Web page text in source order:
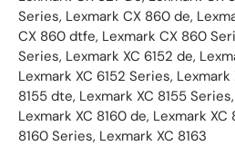
Series, Lexmark CX 860 de,
CX 860 dtfe, Lexmark CX 860
Series, Lexmark XC 6152 de,
Lexmark XC 6152 Series, Lexmark
8155 dte, Lexmark XC 8155
Lexmark XC 8160 de, Lexmark XC
8160 Series, Lexmark XC 8163